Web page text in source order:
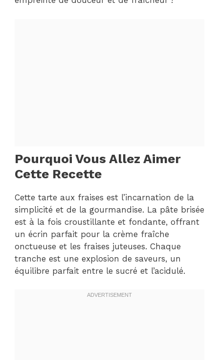
Pourquoi Vous Allez Aimer
Cette Recette
Cette tarte aux fraises est l’incarnation de la
simplicité et de la gourmandise. La pâte brisée
est à la fois croustillante et fondante, offrant
un écrin parfait pour la crème fraîche
onctueuse et les fraises juteuses. Chaque
tranche est une explosion de saveurs, un
équilibre parfait entre le sucré et l’acidulé.